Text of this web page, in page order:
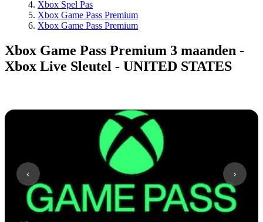
Xbox Spel Pas
Xbox Game Pass Premium
Xbox Game Pass Premium
Xbox Game Pass Premium 3 maanden -
Xbox Live Sleutel - UNITED STATES